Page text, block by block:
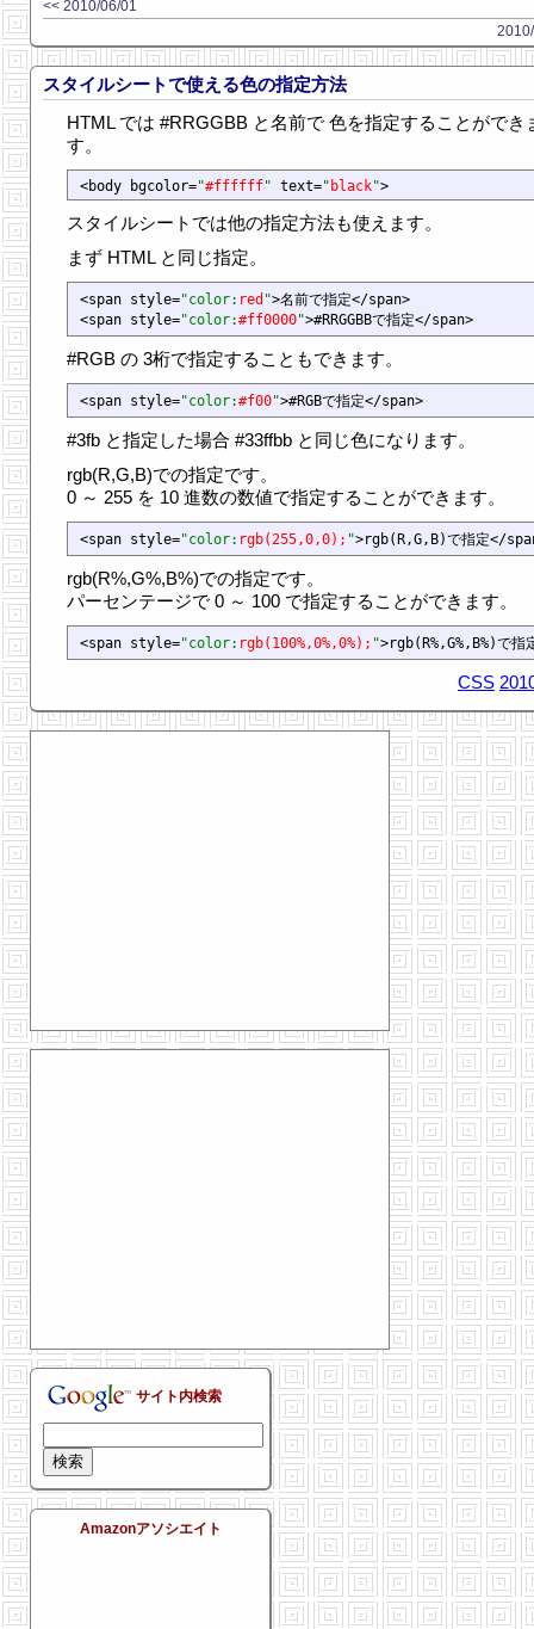
<< 2010/06/01
スタイルシートで使える色の指定方法
HTML では #RRGGBB と名前で 色を指定することができ
す。
<body bgcolor="#ffffff" text=" black"
スタイルシートでは他の指定方法も使えます。
まず HTML と同じ指定。
<span style="color: red ">名前で指定</span>
<span style="color:#ff0000"
#RGB の 3桁で指定することもできます。
<span style="color:#f00"
#3fb と指定した場合 #33ffbb と同じ色になります。
rgb(R,G,B)での指定です。
0 ～ 255 を 10 進数の数値で指定することができます。
<span style="color: rgb(255,0,0); "
rgb(R%,G%,B%)での指定です。
パーセンテージで 0 ～ 100 で指定することができます。
<span style="color: rgb(100%,0%,0%); "
CSS
サイト内検索
Amazonアソシエイト